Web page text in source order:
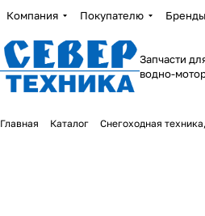
Компания Покупателю Бренды
Запчасти
водно-
Главная Каталог Снегоходная